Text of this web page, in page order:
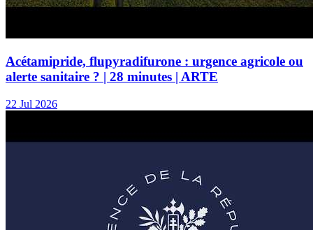
Acétamipride, flupyradifurone : urgence agricole ou
alerte sanitaire ? | 28 minutes | ARTE
22 Jul 2026